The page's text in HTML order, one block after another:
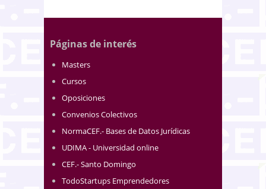
Páginas de interés
Masters
Cursos
Oposiciones
Convenios Colectivos
NormaCEF.- Bases de Datos Jurídicas
UDIMA - Universidad online
CEF.- Santo Domingo
TodoStartups Emprendedores